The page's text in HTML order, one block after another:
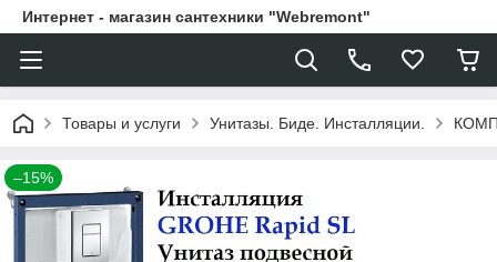
Интернет - магазин сантехники "Webremont"
Товары и услуги Унитазы. Биде. Инсталляции.
–15%